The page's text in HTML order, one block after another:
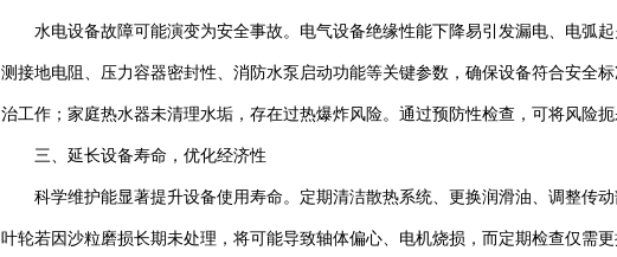
水电设备故障可能演变为安全事故。电气设备绝缘性能下降易引发漏电、电弧
测接地电阻、压力容器密封性、消防水泵启动功能等关键参数，确保设备符合安全
治工作；家庭热水器未清理水垢，存在过热爆炸风险。通过预防性检查，可将风险扼
三、延长设备寿命，优化经济性
科学维护能显著提升设备使用寿命。定期清洁散热系统、更换润滑油、调整传
叶轮若因沙粒磨损长期未处理，将可能导致轴体偏心、电机烧损，而定期检查仅需